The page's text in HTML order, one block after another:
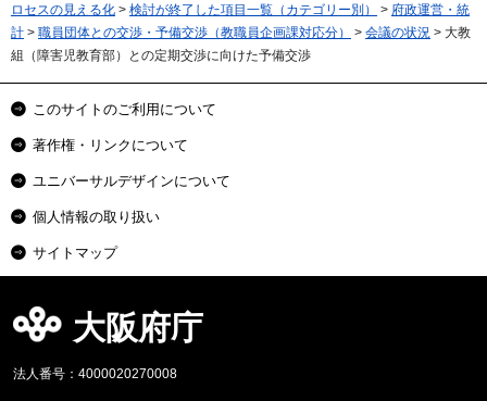
ロセスの見える化 > 検討が終了した項目一覧（カテゴリー別） > 府政運営・統
計 > 職員団体との交渉・予備交渉（教職員企画課対応分） > 会議の状況 > 大教
組（障害児教育部）との定期交渉に向けた予備交渉
このサイトのご利用について
著作権・リンクについて
ユニバーサルデザインについて
個人情報の取り扱い
サイトマップ
大阪府庁
法人番号：4000020270008